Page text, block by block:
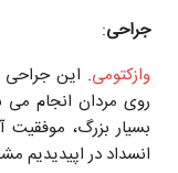
جراحی:
وازکتومی. این جراحی
روی مردان انجام
بسیار بزرگ،
انسداد در اپیدیدیم